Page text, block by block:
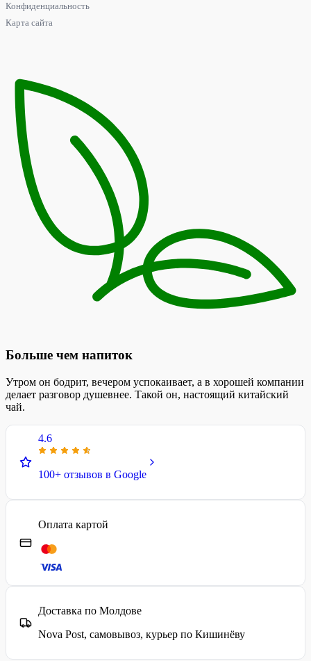
Конфиденциальность
Карта сайта
Больше чем напиток
Утром он бодрит, вечером успокаивает, а в хорошей компании
делает разговор душевнее. Такой он, настоящий китайский
чай.
4.6
100+ отзывов в Google
Оплата картой
Доставка по Молдове
Nova Post, самовывоз, курьер по Кишинёву